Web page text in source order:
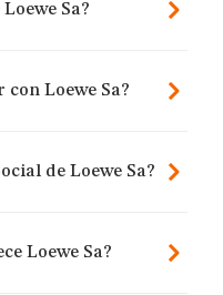
Sa?
con Loewe Sa?
de Loewe Sa?
Loewe Sa?